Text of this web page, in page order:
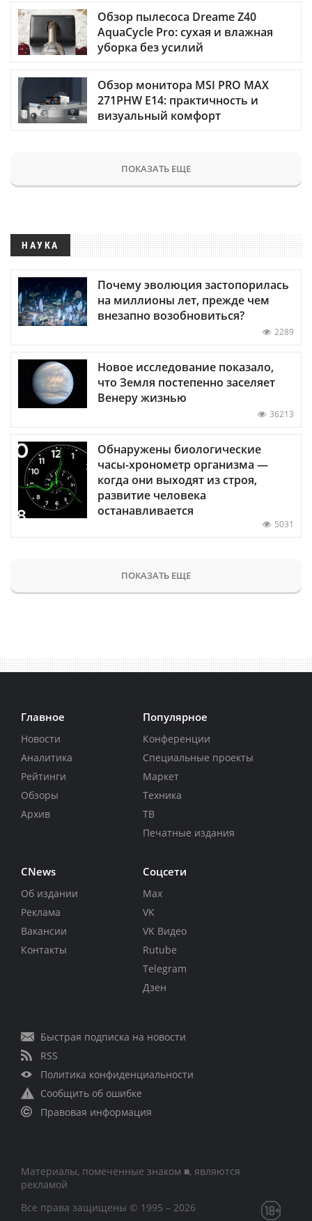
Обзор пылесоса Dreame Z40
AquaCycle Pro: сухая и влажная
уборка без усилий
Обзор монитора MSI PRO MAX
271PHW E14: практичность и
визуальный комфорт
ПОКАЗАТЬ ЕЩЕ
НАУКА
Почему эволюция застопорилась
на миллионы лет, прежде чем
внезапно возобновиться?
2289
Новое исследование показало,
что Земля постепенно заселяет
Венеру жизнью
36213
Обнаружены биологические
часы-хронометр организма —
когда они выходят из строя,
развитие человека
останавливается
5031
ПОКАЗАТЬ ЕЩЕ
Главное
Новости
Аналитика
Рейтинги
Обзоры
Архив
Популярное
Конференции
Специальные проекты
Маркет
Техника
ТВ
Печатные издания
CNews
Об издании
Реклама
Вакансии
Контакты
Соцсети
Max
VK
VK Видео
Rutube
Telegram
Дзен
Быстрая подписка на новости
RSS
Политика конфиденциальности
Сообщить об ошибке
Правовая информация
Материалы, помеченные знаком ■, являются
рекламой
Все права защищены © 1995 – 2026